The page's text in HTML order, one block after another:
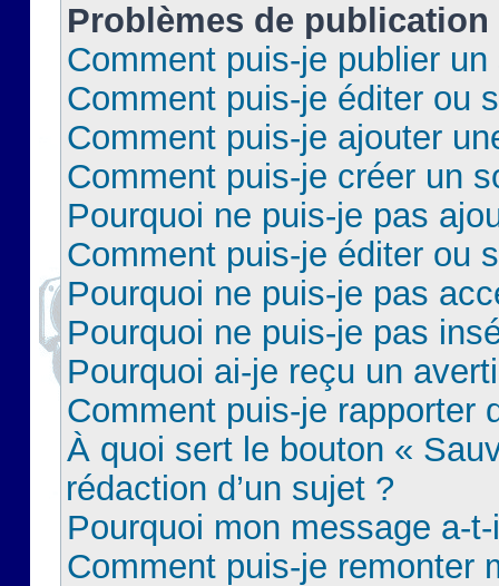
Problèmes de publication
Comment puis-je publier
Comment puis-je éditer ou
Comment puis-je ajouter
Comment puis-je créer un
Pourquoi ne puis-je pas
Comment puis-je éditer ou
Pourquoi ne puis-je pas
Pourquoi ne puis-je pas
Pourquoi ai-je reçu un
Comment puis-je rapporter
À quoi sert le bouton «
rédaction d’un sujet ?
Pourquoi mon message a-
Comment puis-je remonter